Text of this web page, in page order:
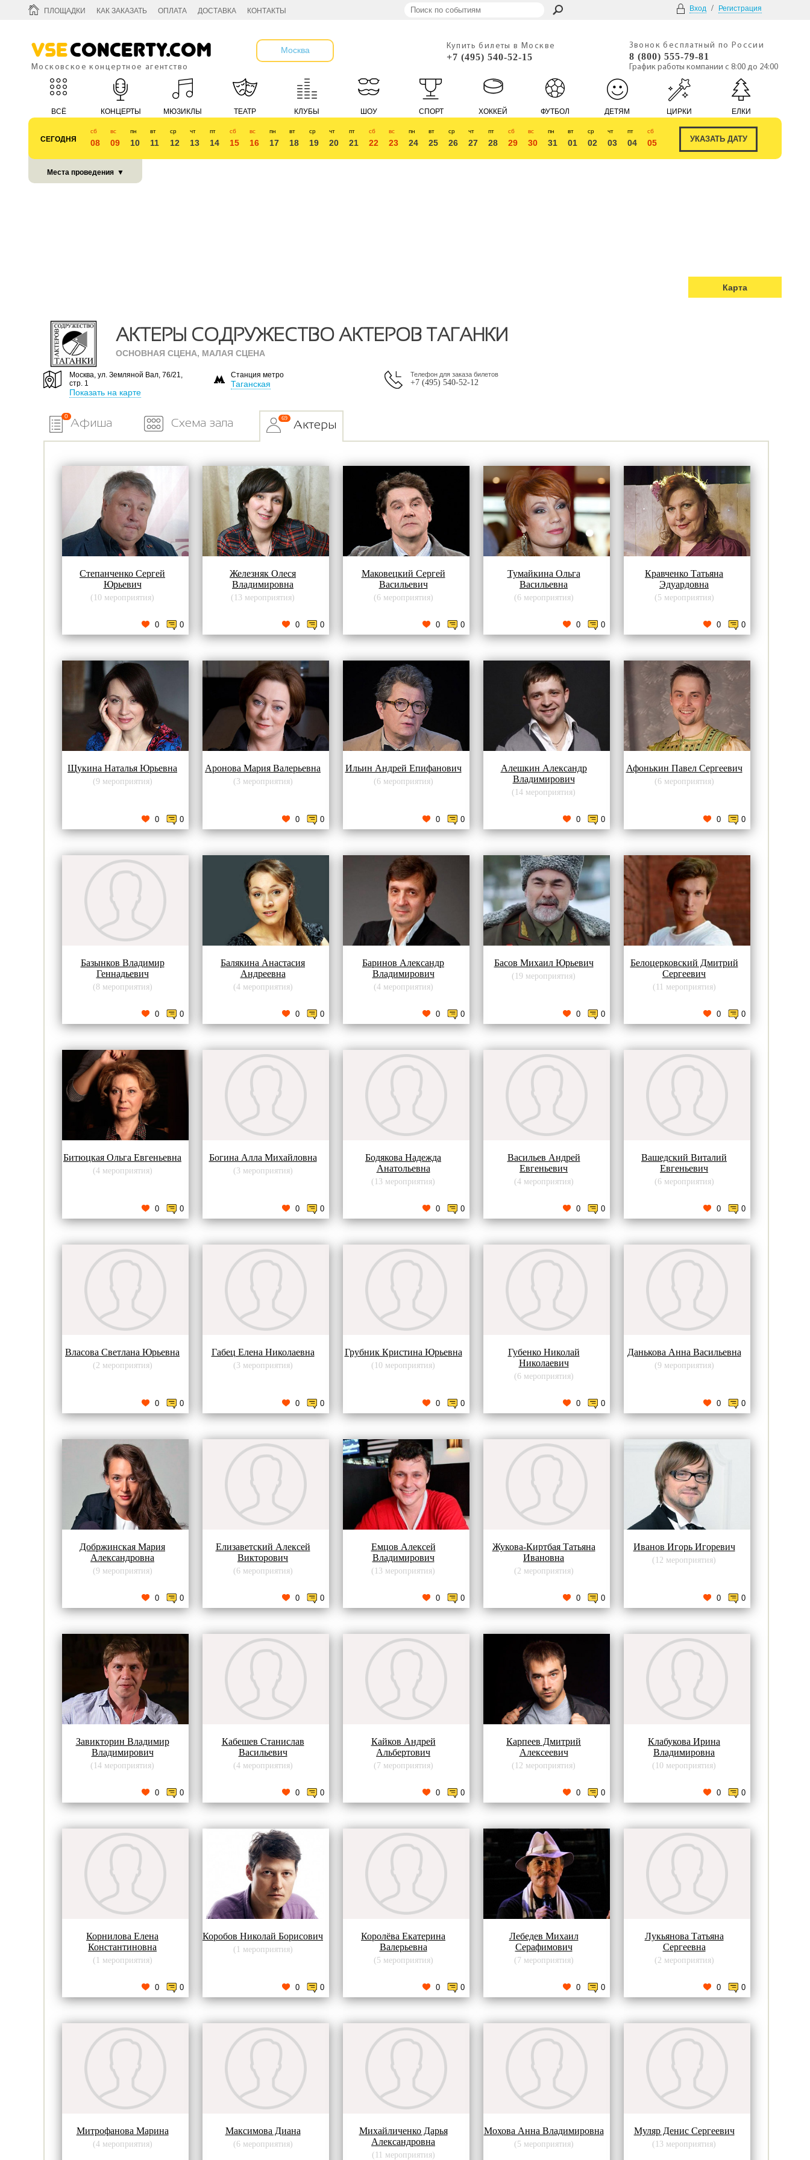
ПЛОЩАДКИ КАК ЗАКАЗАТЬ ОПЛАТА ДОСТАВКА КОНТАКТЫ Вход / Регистрация
VseConcerty.com
Московское концертное агентство
Москва Купить билеты в Москве
+7 (495) 540-52-15
Звонок бесплатный по России
8 (800) 555-79-81
График работы компании с 8:00 до 24:00
ВСЁ КОНЦЕРТЫ МЮЗИКЛЫ ТЕАТР КЛУБЫ ШОУ СПОРТ ХОККЕЙ ФУТБОЛ ДЕТЯМ ЦИРКИ ЕЛКИ
СЕГОДНЯ
сб
08
вс
09
пн
10
вт
11
ср
12
чт
13
пт
14
сб
15
вс
16
пн
17
вт
18
ср
19
чт
20
пт
21
сб
22
вс
23
пн
24
вт
25
ср
26
чт
27
пт
28
сб
29
вс
30
пн
31
вт
01
ср
02
чт
03
пт
04
сб
05
Места проведения ▼
Карта
АКТЕРЫ СОДРУЖЕСТВО АКТЕРОВ ТАГАНКИ
ОСНОВНАЯ СЦЕНА, МАЛАЯ СЦЕНА
Москва, ул. Земляной Вал, 76/21,
стр. 1
Показать на карте
Станция метро
Таганская
Телефон для заказа билетов
+7 (495) 540-52-12
0 Афиша Схема зала 69 Актеры
Степанченко Сергей
Юрьевич
(10 мероприятия)
0 0
Железняк Олеся
Владимировна
(13 мероприятия)
0 0
Маковецкий Сергей
Васильевич
(6 мероприятия)
0 0
Тумайкина Ольга
Васильевна
(6 мероприятия)
0 0
Кравченко Татьяна
Эдуардовна
(5 мероприятия)
0 0
Щукина Наталья Юрьевна
(9 мероприятия)
0 0
Аронова Мария Валерьевна
(3 мероприятия)
0 0
Ильин Андрей Епифанович
(6 мероприятия)
0 0
Алешкин Александр
Владимирович
(14 мероприятия)
0 0
Афонькин Павел Сергеевич
(6 мероприятия)
0 0
Базынков Владимир
Геннадьевич
(8 мероприятия)
0 0
Балякина Анастасия
Андреевна
(4 мероприятия)
0 0
Баринов Александр
Владимирович
(4 мероприятия)
0 0
Басов Михаил Юрьевич
(19 мероприятия)
0 0
Белоцерковский Дмитрий
Сергеевич
(11 мероприятия)
0 0
Битюцкая Ольга Евгеньевна
(4 мероприятия)
0 0
Богина Алла Михайловна
(3 мероприятия)
0 0
Бодякова Надежда
Анатольевна
(13 мероприятия)
0 0
Васильев Андрей
Евгеньевич
(4 мероприятия)
0 0
Вашедский Виталий
Евгеньевич
(6 мероприятия)
0 0
Власова Светлана Юрьевна
(2 мероприятия)
0 0
Габец Елена Николаевна
(3 мероприятия)
0 0
Грубник Кристина Юрьевна
(10 мероприятия)
0 0
Губенко Николай
Николаевич
(6 мероприятия)
0 0
Данькова Анна Васильевна
(9 мероприятия)
0 0
Добржинская Мария
Александровна
(9 мероприятия)
0 0
Елизаветский Алексей
Викторович
(6 мероприятия)
0 0
Емцов Алексей
Владимирович
(13 мероприятия)
0 0
Жукова-Киртбая Татьяна
Ивановна
(2 мероприятия)
0 0
Иванов Игорь Игоревич
(12 мероприятия)
0 0
Завикторин Владимир
Владимирович
(14 мероприятия)
0 0
Кабешев Станислав
Васильевич
(4 мероприятия)
0 0
Кайков Андрей
Альбертович
(7 мероприятия)
0 0
Карпеев Дмитрий
Алексеевич
(12 мероприятия)
0 0
Клабукова Ирина
Владимировна
(10 мероприятия)
0 0
Корнилова Елена
Константиновна
(1 мероприятия)
0 0
Коробов Николай Борисович
(1 мероприятия)
0 0
Королёва Екатерина
Валерьевна
(5 мероприятия)
0 0
Лебедев Михаил
Серафимович
(7 мероприятия)
0 0
Лукьянова Татьяна
Сергеевна
(2 мероприятия)
0 0
Митрофанова Марина
(4 мероприятия)
Максимова Диана
(6 мероприятия)
Михайличенко Дарья
Александровна
(11 мероприятия)
Мохова Анна Владимировна
(5 мероприятия)
Муляр Денис Сергеевич
(13 мероприятия)